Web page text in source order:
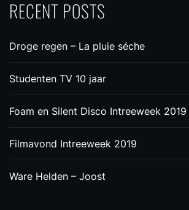
RECENT POSTS
Droge regen – La pluie séche
Studenten TV 10 jaar
Foam en Silent Disco Intreeweek 2019
Filmavond Intreeweek 2019
Ware Helden – Joost